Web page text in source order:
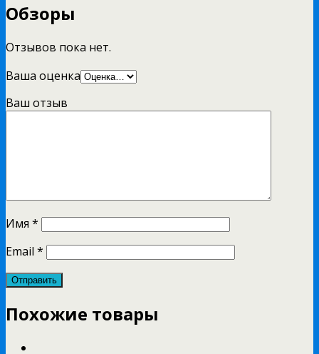
Обзоры
Отзывов пока нет.
Ваша оценка
Ваш отзыв
Имя *
Email *
Похожие товары